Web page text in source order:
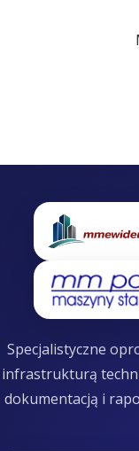
Specjalistyczne
infrastrukturą
dokumentacją i